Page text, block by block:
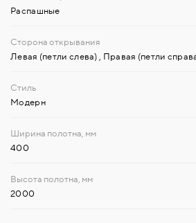
Распашные
Левая (петли слева) Правая (петли
Модерн
400
2000